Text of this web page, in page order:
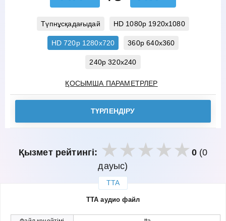
Түпнұсқадағыдай HD 1080p 1920x1080
HD 720p 1280x720 360p 640x360
240p 320x240
ҚОСЫМША ПАРАМЕТРЛЕР
ТҮРЛЕНДІРУ
Қызмет рейтингі: 0(0
дауыс)
TTA
TTA аудио файл